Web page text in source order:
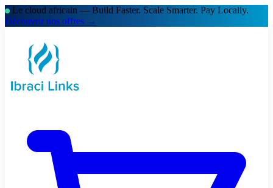
Le cloud africain — Build Faster. Scale Smarter. Pay Locally.
Découvrir nos offres →